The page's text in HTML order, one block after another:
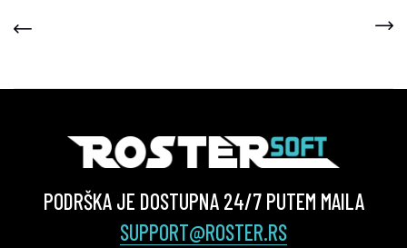
PODRŠKA JE DOSTUPNA 24/7 PUTEM MAILA
SUPPORT@ROSTER.RS